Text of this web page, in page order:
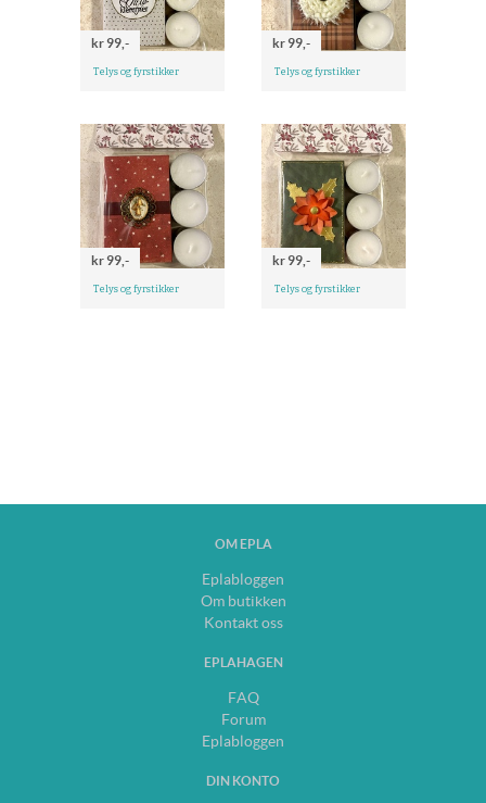
kr 99,-
Telys og fyrstikker
kr 99,-
Telys og fyrstikker
kr 99,-
Telys og fyrstikker
kr 99,-
Telys og fyrstikker
OM EPLA
Eplabloggen
Om butikken
Kontakt oss
EPLAHAGEN
FAQ
Forum
Eplabloggen
DIN KONTO